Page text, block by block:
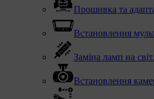
Прошивка та
Встановлення
Заміна ламп на
Встановлення